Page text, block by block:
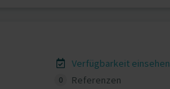
Verfügbarkeit einsehen
0
Referenzen